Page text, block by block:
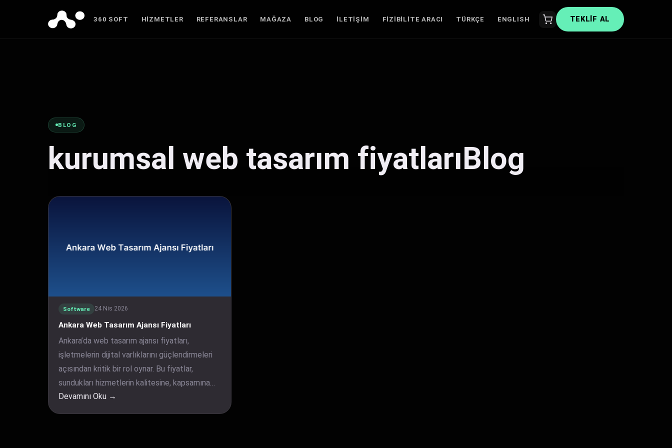
360 SOFT HIZMETLER REFERANSLAR MAĞAZA BLOG İLETIŞIM FIZIBILITE ARACI TÜRKÇE ENGLISH TEKLIF AL
BLOG
kurumsal web tasarım fiyatlarıBlog
Software 24 Nis 2026
Ankara Web Tasarım Ajansı Fiyatları
Ankara’da web tasarım ajansı fiyatları,
işletmelerin dijital varlıklarını güçlendirmeleri
açısından kritik bir rol oynar. Bu fiyatlar,
sundukları hizmetlerin kalitesine, kapsamına…
Devamını Oku →